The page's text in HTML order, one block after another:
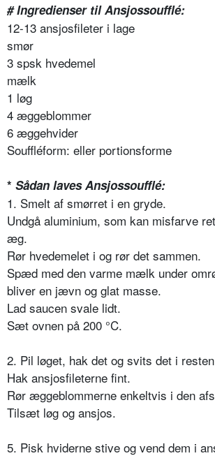
# Ingredienser til Ansjossoufflé:
12-13 ansjosfileter i lage
smør
3 spsk hvedemel
mælk
1 løg
4 æggeblommer
6 æggehvider
Souffléform: eller portionsforme
* Sådan laves Ansjossoufflé:
1. Smelt af smørret i en gryde.
Undgå aluminium, som kan misfarve
æg.
Rør hvedemelet i og rør det sammen.
Spæd med den varme mælk under
bliver en jævn og glat masse.
Lad saucen svale lidt.
Sæt ovnen på 200 °C.
2. Pil løget, hak det og svits det i
Hak ansjosfileterne fint.
Rør æggeblommerne enkeltvis i den
Tilsæt løg og ansjos.
5. Pisk hviderne stive og vend dem i